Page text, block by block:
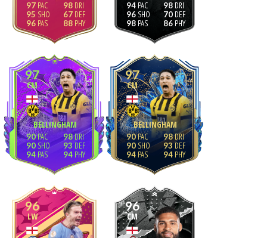
97
95
96
98
67
88
94
96
98
98
70
86
97
CM
BELLINGHAM
90
90
94
98
93
94
97
CM
BELLINGHAM
90
90
94
98
93
94
96
LW
96
CM